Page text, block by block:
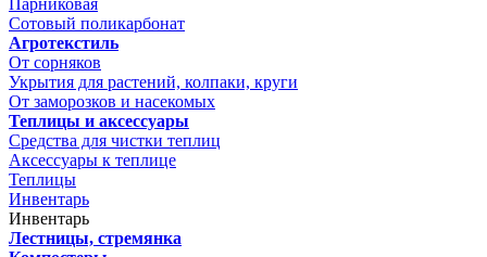
Парниковая
Сотовый поликарбонат
Агротекстиль
От сорняков
Укрытия для растений, колпаки, круги
От заморозков и насекомых
Теплицы и аксессуары
Средства для чистки теплиц
Аксессуары к теплице
Теплицы
Инвентарь
Инвентарь
Лестницы, стремянка